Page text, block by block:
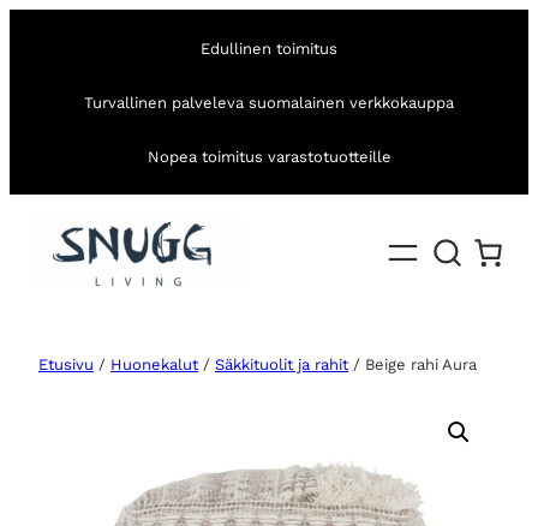
Edullinen toimitus
Turvallinen palveleva suomalainen verkkokauppa
Nopea toimitus varastotuotteille
Etusivu / Huonekalut / Säkkituolit ja rahit / Beige rahi Aura